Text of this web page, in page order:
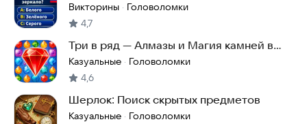
Викторины · Головоломки
4,7
Три в ряд — Алмазы и Магия камней в
лесу
Казуальные · Головоломки
4,6
Шерлок: Поиск скрытых предметов
Казуальные · Головоломки